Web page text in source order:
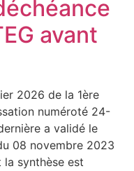
avant
2026 de la 1ère
numéroté 24-
a validé le
08 novembre 2023
la synthèse est